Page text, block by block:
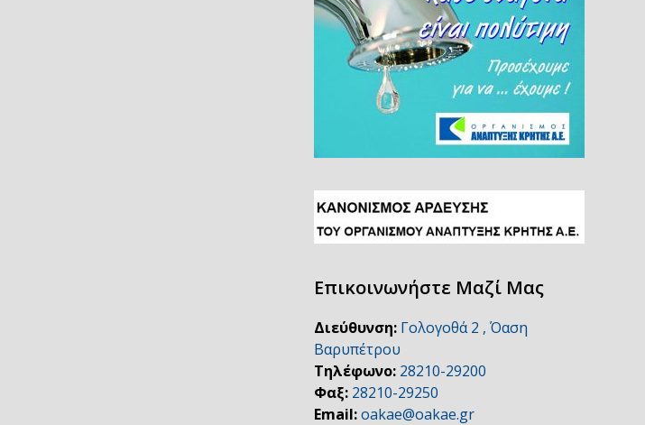
Επικοινωνήστε Μαζί Μας
Διεύθυνση: Γολογοθά 2 , Όαση
Βαρυπέτρου
Τηλέφωνο: 28210-29200
Φαξ: 28210-29250
Email:oakae@oakae.gr